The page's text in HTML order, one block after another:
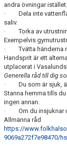
andra övningar istället.
· Dela inte
saliv.
· Torka av
Exempelvis
· Tvätta händerna
Handsprit är ett
utplacerat i
Generella råd till dig
· Du som är sjuk,
Stanna hemma tills
ingen annan.
· Om du insjuknar
Allmänna råd
https://
9069a272f7e98470/